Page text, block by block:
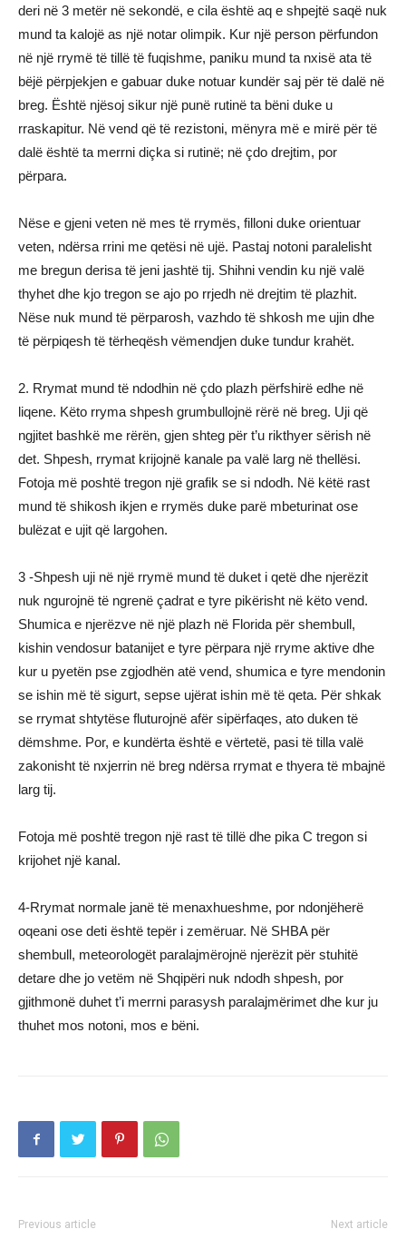
deri në 3 metër në sekondë, e cila është aq e shpejtë saqë nuk
mund ta kalojë as një notar olimpik. Kur një person përfundon
në një rrymë të tillë të fuqishme, paniku mund ta nxisë ata të
bëjë përpjekjen e gabuar duke notuar kundër saj për të dalë në
breg. Është njësoj sikur një punë rutinë ta bëni duke u
rraskapitur. Në vend që të rezistoni, mënyra më e mirë për të
dalë është ta merrni diçka si rutinë; në çdo drejtim, por
përpara.
Nëse e gjeni veten në mes të rrymës, filloni duke orientuar
veten, ndërsa rrini me qetësi në ujë. Pastaj notoni paralelisht
me bregun derisa të jeni jashtë tij. Shihni vendin ku një valë
thyhet dhe kjo tregon se ajo po rrjedh në drejtim të plazhit.
Nëse nuk mund të përparosh, vazhdo të shkosh me ujin dhe
të përpiqesh të tërheqësh vëmendjen duke tundur krahët.
2. Rrymat mund të ndodhin në çdo plazh përfshirë edhe në
liqene. Këto rryma shpesh grumbullojnë rërë në breg. Uji që
ngjitet bashkë me rërën, gjen shteg për t’u rikthyer sërish në
det. Shpesh, rrymat krijojnë kanale pa valë larg në thellësi.
Fotoja më poshtë tregon një grafik se si ndodh. Në këtë rast
mund të shikosh ikjen e rrymës duke parë mbeturinat ose
bulëzat e ujit që largohen.
3 -Shpesh uji në një rrymë mund të duket i qetë dhe njerëzit
nuk ngurojnë të ngrenë çadrat e tyre pikërisht në këto vend.
Shumica e njerëzve në një plazh në Florida për shembull,
kishin vendosur batanijet e tyre përpara një rryme aktive dhe
kur u pyetën pse zgjodhën atë vend, shumica e tyre mendonin
se ishin më të sigurt, sepse ujërat ishin më të qeta. Për shkak
se rrymat shtytëse fluturojnë afër sipërfaqes, ato duken të
dëmshme. Por, e kundërta është e vërtetë, pasi të tilla valë
zakonisht të nxjerrin në breg ndërsa rrymat e thyera të mbajnë
larg tij.
Fotoja më poshtë tregon një rast të tillë dhe pika C tregon si
krijohet një kanal.
4-Rrymat normale janë të menaxhueshme, por ndonjëherë
oqeani ose deti është tepër i zemëruar. Në SHBA për
shembull, meteorologët paralajmërojnë njerëzit për stuhitë
detare dhe jo vetëm në Shqipëri nuk ndodh shpesh, por
gjithmonë duhet t’i merrni parasysh paralajmërimet dhe kur ju
thuhet mos notoni, mos e bëni.
Previous article Next article